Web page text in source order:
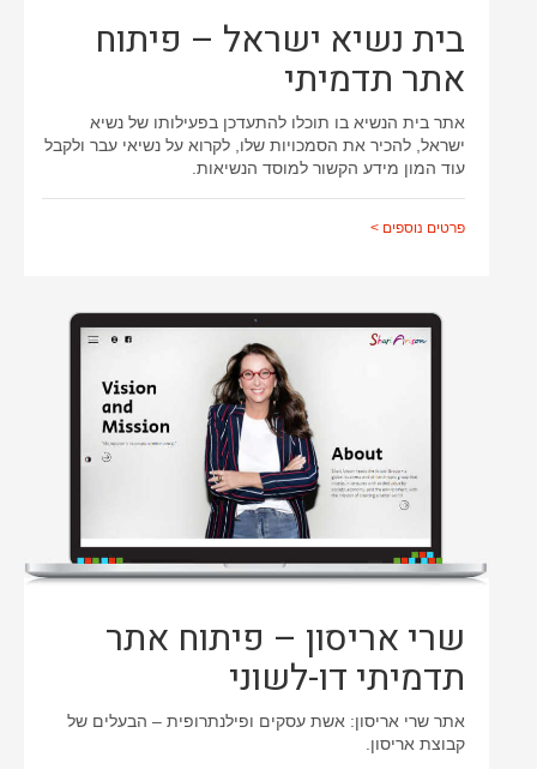
בית נשיא ישראל – פיתוח
אתר תדמיתי
אתר בית הנשיא בו תוכלו להתעדכן בפעילותו של נשיא
ישראל, להכיר את הסמכויות שלו, לקרוא על נשיאי עבר ולקבל
עוד המון מידע הקשור למוסד הנשיאות.
פרטים נוספים >
שרי אריסון – פיתוח אתר
תדמיתי דו-לשוני
אתר שרי אריסון: אשת עסקים ופילנתרופית – הבעלים של
קבוצת אריסון.